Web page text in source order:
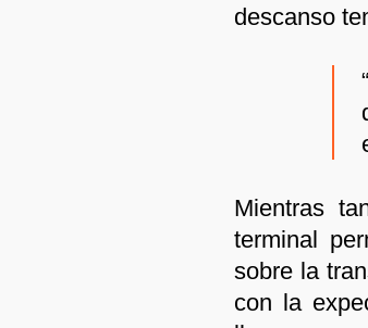
descanso
Mientras
terminal
sobre la
con la